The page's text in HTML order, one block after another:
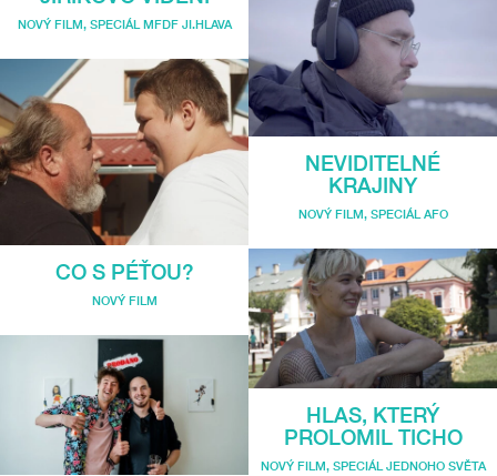
NOVÝ FILM, SPECIÁL MFDF JI.HLAVA
CO S PÉŤOU?
NOVÝ FILM
NEVIDITELNÉ
KRAJINY
NOVÝ FILM, SPECIÁL AFO
HLAS, KTERÝ
PROLOMIL TICHO
NOVÝ FILM, SPECIÁL JEDNOHO SVĚTA